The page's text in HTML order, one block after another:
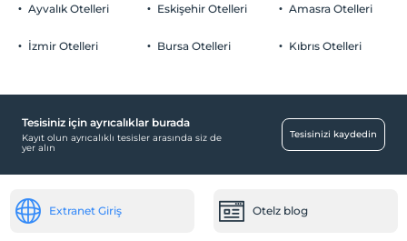
Ayvalık Otelleri
İzmir Otelleri
Eskişehir Otelleri
Bursa Otelleri
Amasra Otelleri
Kıbrıs Otelleri
Tesisiniz için ayrıcalıklar burada
Kayıt olun ayrıcalıklı tesisler arasında siz de
yer alın
Tesisinizi kaydedin
Extranet Giriş Otelz blog